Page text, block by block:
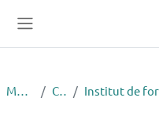
Ma page Cours